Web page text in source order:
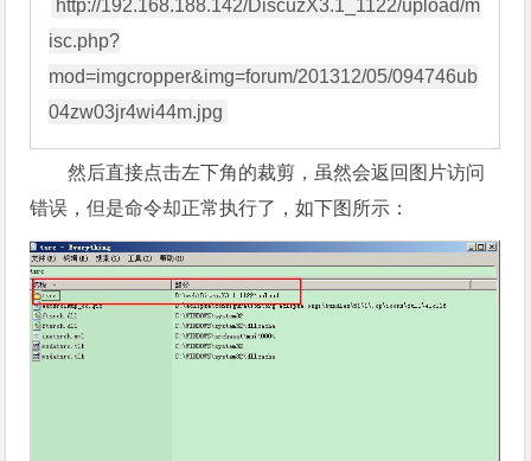
http://192.168.188.142/DiscuzX3.1_1122/upload/m
isc.php?
mod=imgcropper&img=forum/201312/05/094746ub
然后直接点击左下角的裁剪，虽然会返回图片访问
错误，但是命令却正常执行了，如下图所示：